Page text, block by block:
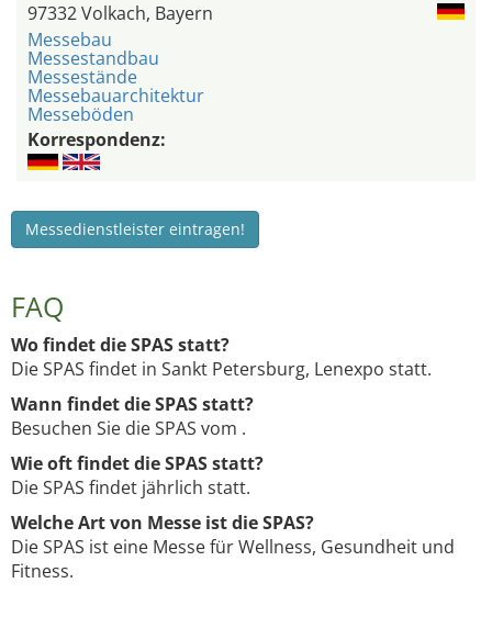
97332 Volkach, Bayern
Messebau
Messestandbau
Messestände
Messebauarchitektur
Messeböden
Korrespondenz:
Messedienstleister eintragen!
FAQ
Wo findet die SPAS statt?
Die SPAS findet in Sankt Petersburg, Lenexpo statt.
Wann findet die SPAS statt?
Besuchen Sie die SPAS vom .
Wie oft findet die SPAS statt?
Die SPAS findet jährlich statt.
Welche Art von Messe ist die SPAS?
Die SPAS ist eine Messe für Wellness, Gesundheit und
Fitness.